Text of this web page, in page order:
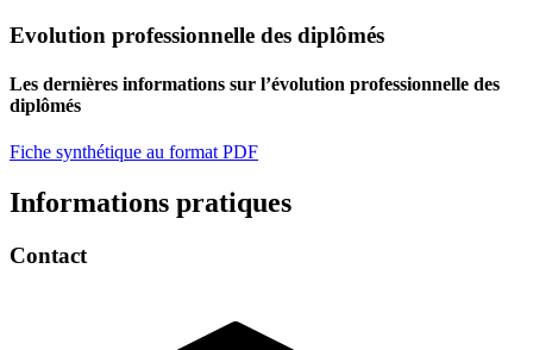
Evolution professionnelle des diplômés
Les dernières informations sur l’évolution professionnelle des
diplômés
Fiche synthétique au format PDF
Informations pratiques
Contact